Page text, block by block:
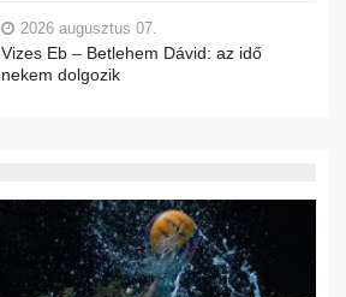
2026 augusztus 07.
Vizes Eb – Betlehem Dávid: az idő
nekem dolgozik